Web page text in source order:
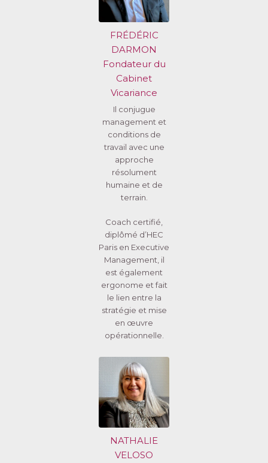
FRÉDÉRIC
DARMON
Fondateur du
Cabinet
Vicariance
Il conjugue
management et
conditions de
travail avec une
approche
résolument
humaine et de
terrain.
Coach certifié,
diplômé d’HEC
Paris en Executive
Management, il
est également
ergonome et fait
le lien entre la
stratégie et mise
en œuvre
opérationnelle.
NATHALIE
VELOSO